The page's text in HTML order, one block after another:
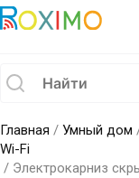
Главная / Умный дом
Wi-Fi
/ Электрокарниз